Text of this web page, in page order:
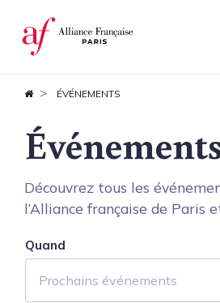
Panneau de gestion des
ÉVÉNEMENTS
Découvrez tous les
l’Alliance française de Paris
Quand
Prochains événements